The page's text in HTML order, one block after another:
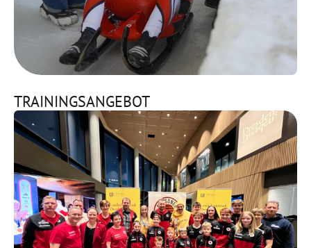
TRAININGSANGEBOT